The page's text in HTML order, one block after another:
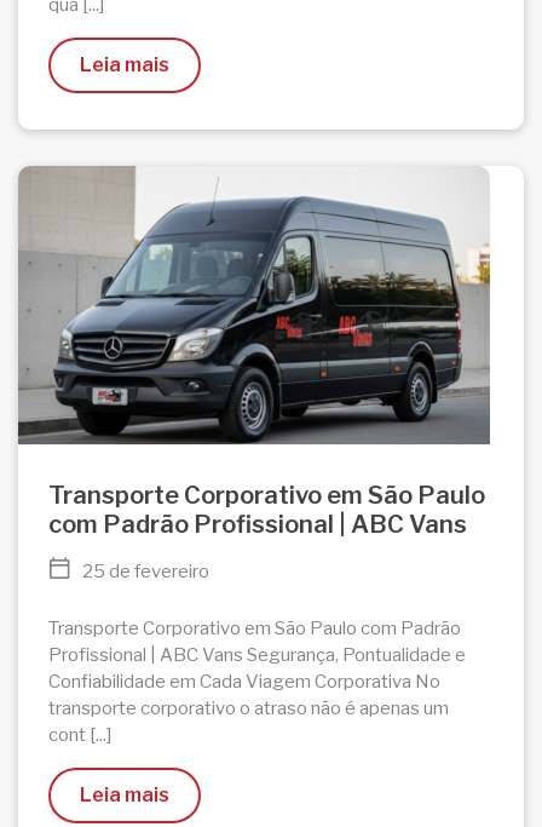
qua [...]
Leia mais
Transporte Corporativo em São Paulo
com Padrão Profissional | ABC Vans
25 de fevereiro
Transporte Corporativo em São Paulo com Padrão
Profissional | ABC Vans Segurança, Pontualidade e
Confiabilidade em Cada Viagem Corporativa No
transporte corporativo o atraso não é apenas um
cont [...]
Leia mais